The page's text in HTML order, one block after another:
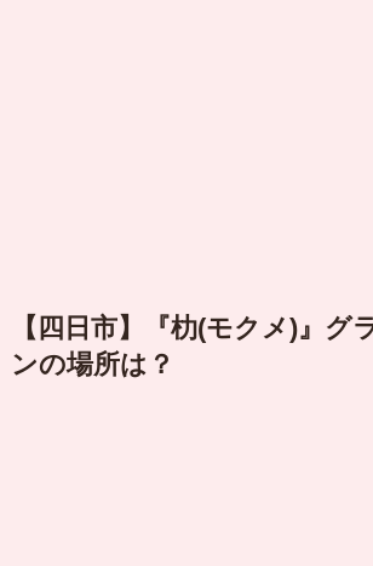
【四日市】『朸(モクメ)』グ
ンの場所は？